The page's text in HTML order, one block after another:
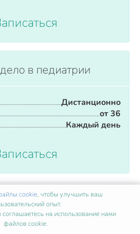
в педиатрии
Дистанционно
от 36
Каждый день
cookie, чтобы улучшить ваш
опыт.
соглашаетесь на использование нами
файлов cookie.